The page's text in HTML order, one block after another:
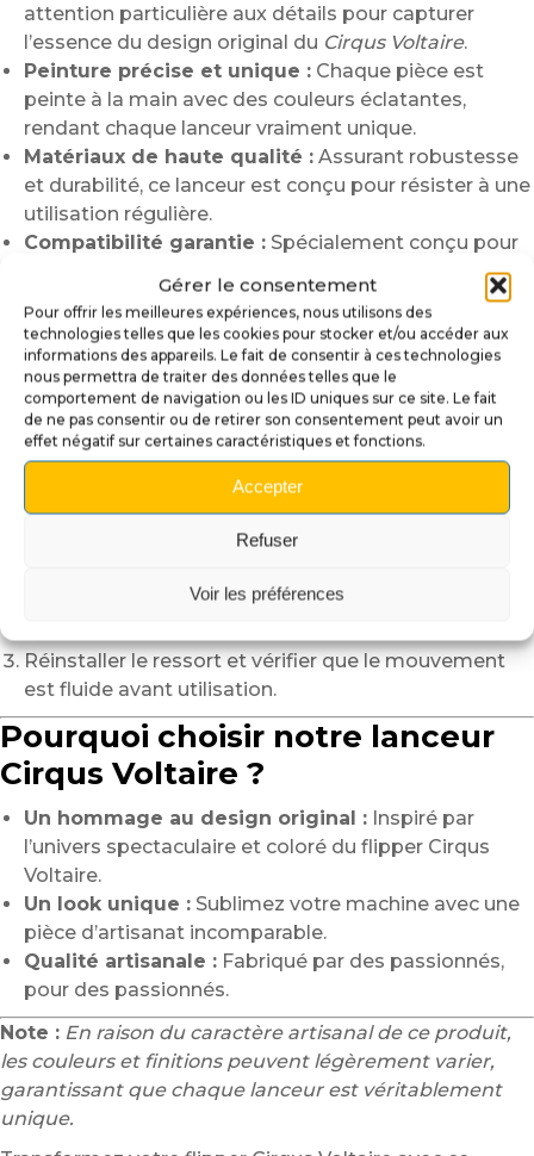
Gérer le consentement
Pour offrir les meilleures expériences, nous utilisons des
technologies telles que les cookies pour stocker et/ou accéder aux
informations des appareils. Le fait de consentir à ces technologies
nous permettra de traiter des données telles que le
comportement de navigation ou les ID uniques sur ce site. Le fait
de ne pas consentir ou de retirer son consentement peut avoir un
effet négatif sur certaines caractéristiques et fonctions.
Accepter
Refuser
Voir les préférences
attention particulière aux détails pour capturer
l’essence du design original du Cirqus Voltaire.
Peinture précise et unique : Chaque pièce est
peinte à la main avec des couleurs éclatantes,
rendant chaque lanceur vraiment unique.
Matériaux de haute qualité : Assurant robustesse
et durabilité, ce lanceur est conçu pour résister à une
utilisation régulière.
Compatibilité garantie : Spécialement conçu pour
s’adapter parfaitement au modèle Cirqus Voltaire,
avec une installation simple.
Design inspiré :Représente fidèlement Jean-
Baptiste, The Juggler, apportant une touche
d’authenticité et d’originalité à votre machine.
Installation facile :
Le remplacement de votre lanceur actuel est simple et
rapide. Il suffit de :
Retirer le ressort et les fixations de votre ancien
Aligner soigneusement le nouveau lanceur avec le
Réinstaller le ressort et vérifier que le mouvement
est fluide avant utilisation.
Pourquoi choisir notre lanceur
Cirqus Voltaire ?
Un hommage au design original : Inspiré par
l’univers spectaculaire et coloré du flipper Cirqus
Voltaire.
Un look unique : Sublimez votre machine avec une
pièce d’artisanat incomparable.
Qualité artisanale : Fabriqué par des passionnés,
pour des passionnés.
Note : En raison du caractère artisanal de ce produit,
les couleurs et finitions peuvent légèrement varier,
garantissant que chaque lanceur est véritablement
unique.